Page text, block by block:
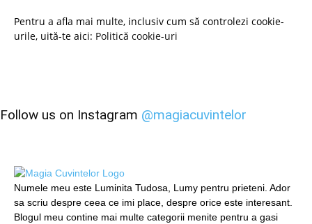
Pentru a afla mai multe, inclusiv cum să controlezi cookie-
urile, uită-te aici: Politică cookie-uri
Follow us on Instagram @magiacuvintelor
Numele meu este Luminita Tudosa, Lumy pentru prieteni. Ador
sa scriu despre ceea ce imi place, despre orice este interesant.
Blogul meu contine mai multe categorii menite pentru a gasi